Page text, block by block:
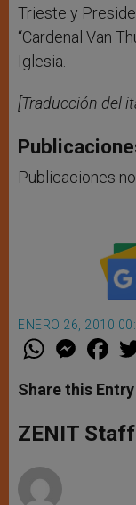
Trieste y
“Cardenal Van
Iglesia.
[Traducción del
Publicaciones
ENERO 26, 2010
W
t
s
p
p
M
e
s
e
g
e
F
a
e
b
o
k
Share this Entry
ZENIT Staff